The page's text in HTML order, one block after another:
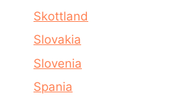
Skottland
Slovakia
Slovenia
Spania